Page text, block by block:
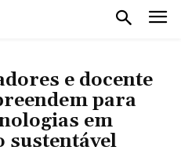
e docente
para
em
sustentável